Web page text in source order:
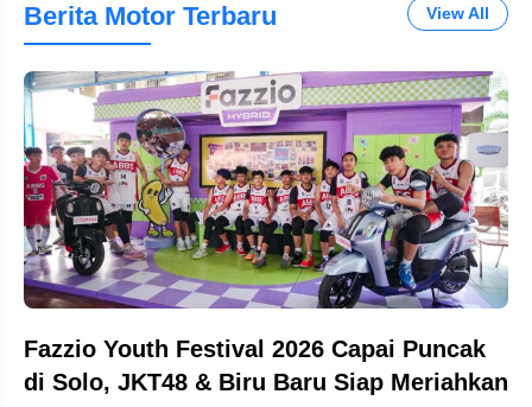
Berita Motor Terbaru View All
Fazzio Youth Festival 2026 Capai Puncak
di Solo, JKT48 & Biru Baru Siap Meriahkan